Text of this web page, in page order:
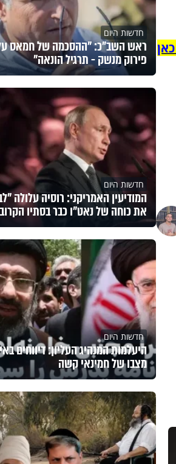
חדשות היום
ראש השב"כ: "ההסכמה של חמאס
פירוק מנשק - תרגיל הונאה"
חדשות היום
המודיעין האמריקני: רוסיה עלולה
את כוחה של נאט"ו כבר בסתיו הקרוב
חדשות היום
היעלמות המנהיג העליון: דיווחים
מצבו של חמינאי קשה